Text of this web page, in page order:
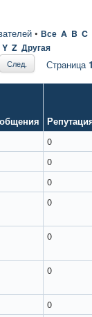
• Все A B C
Y Z Другая
След. Страница1
0
0
0
0
0
0
0